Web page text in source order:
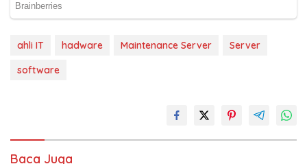
ahli IT hadware Maintenance Server
Server
software
Baca Juga